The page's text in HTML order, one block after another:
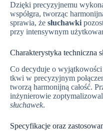
Dzięki precyzyjnemu
współgra, tworząc
sprawia, że słuchawki
przy intensywnym
Charakterystyka techniczna
Co decyduje o wyjątkowości
tkwi w precyzyjnym
tworzą harmonijną całość.
inżynierowie
słuchawek.
Specyfikacje oraz